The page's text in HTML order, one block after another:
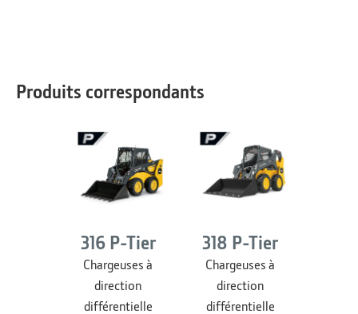
Produits correspondants
316 P-Tier
Chargeuses à
direction
différentielle
318 P-Tier
Chargeuses à
direction
différentielle